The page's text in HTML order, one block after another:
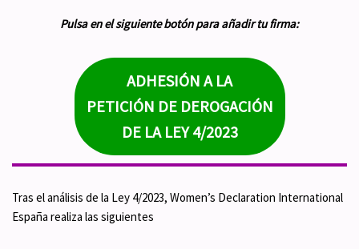
Pulsa en el siguiente botón para añadir tu firma:
ADHESIÓN A LA
PETICIÓN DE DEROGACIÓN
DE LA LEY 4/2023
Tras el análisis de la Ley 4/2023, Women’s Declaration International
España realiza las siguientes